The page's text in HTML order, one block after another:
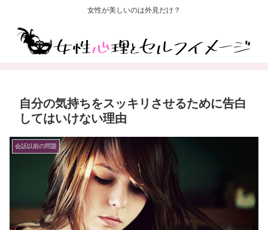
女性が美しいのは外見だけ？
自分の気持ちをスッキリさせるために告白
してはいけない理由
会話以前の問題